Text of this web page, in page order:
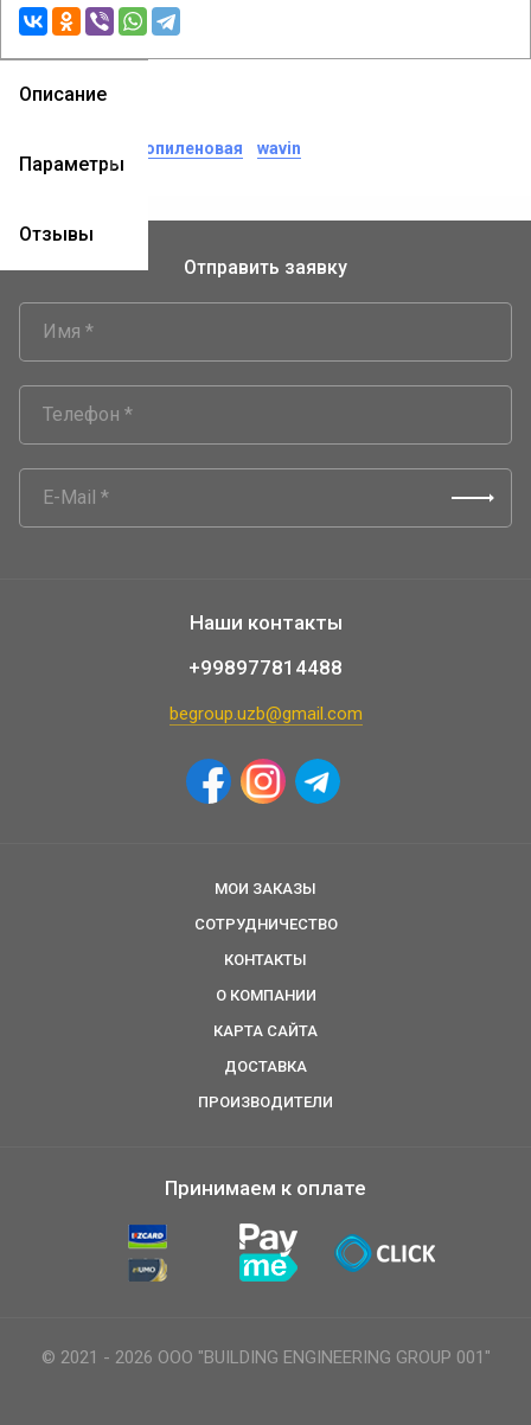
Описание
Параметры
Отзывы
труба пропиленовая wavin
Отправить заявку
Наши контакты
+998977814488
begroup.uzb@gmail.com
МОИ ЗАКАЗЫ
СОТРУДНИЧЕСТВО
КОНТАКТЫ
О КОМПАНИИ
КАРТА САЙТА
ДОСТАВКА
ПРОИЗВОДИТЕЛИ
Принимаем к оплате
© 2021 - 2026 ООО "BUILDING ENGINEERING GROUP 001"